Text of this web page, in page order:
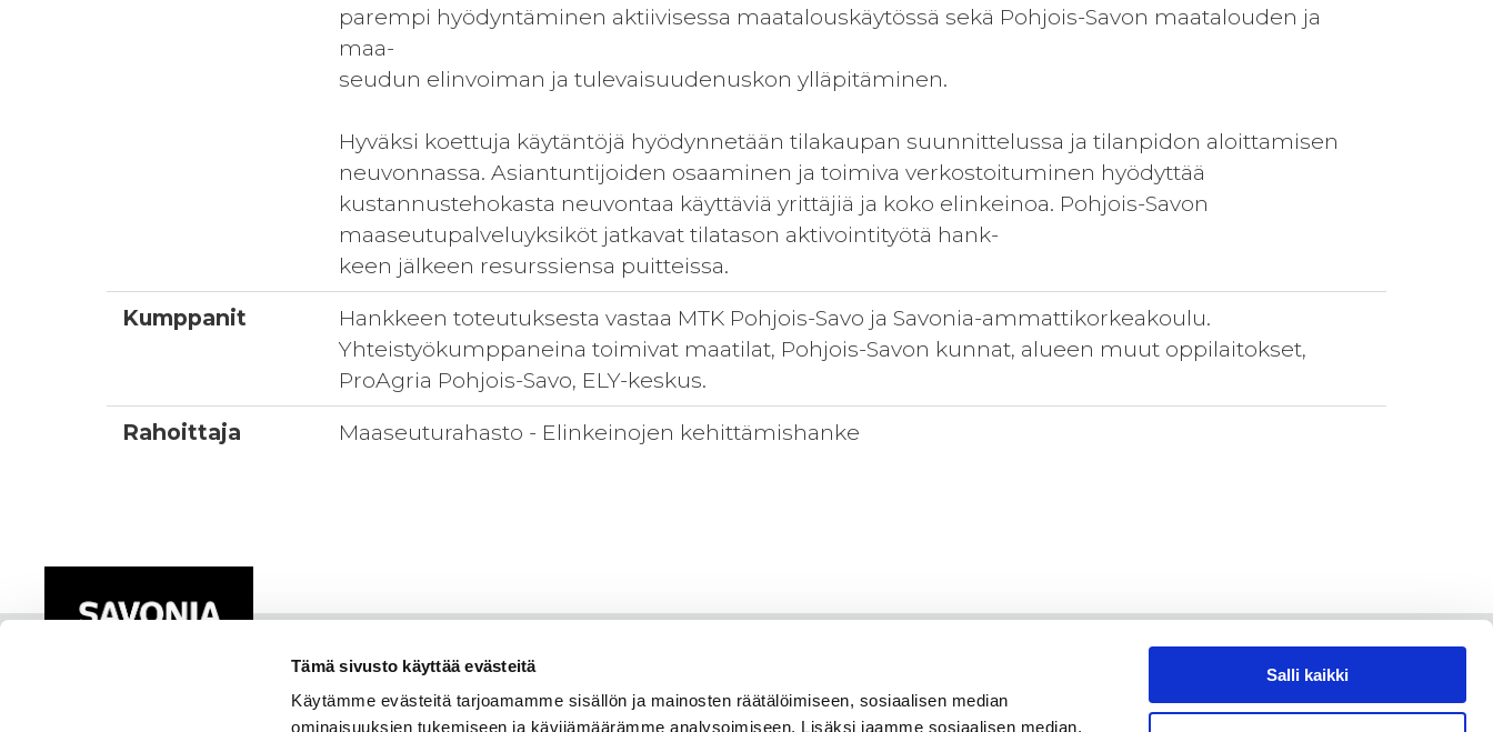
Tämä sivusto käyttää evästeitä
Käytämme evästeitä tarjoamamme sisällön ja mainosten räätälöimiseen, sosiaalisen median
ominaisuuksien tukemiseen ja kävijämäärämme analysoimiseen. Lisäksi jaamme sosiaalisen median,
Salli kaikki
parempi hyödyntäminen aktiivisessa maatalouskäytössä sekä Pohjois-Savon maatalouden ja
maa-
seudun elinvoiman ja tulevaisuudenuskon ylläpitäminen.
Hyväksi koettuja käytäntöjä hyödynnetään tilakaupan suunnittelussa ja tilanpidon aloittamisen
neuvonnassa. Asiantuntijoiden osaaminen ja toimiva verkostoituminen hyödyttää
kustannustehokasta neuvontaa käyttäviä yrittäjiä ja koko elinkeinoa. Pohjois-Savon
maaseutupalveluyksiköt jatkavat tilatason aktivointityötä hank-
keen jälkeen resurssiensa puitteissa.
Kumppanit
Hankkeen toteutuksesta vastaa MTK Pohjois-Savo ja Savonia-ammattikorkeakoulu.
Yhteistyökumppaneina toimivat maatilat, Pohjois-Savon kunnat, alueen muut oppilaitokset,
ProAgria Pohjois-Savo, ELY-keskus.
Rahoittaja
Maaseuturahasto - Elinkeinojen kehittämishanke